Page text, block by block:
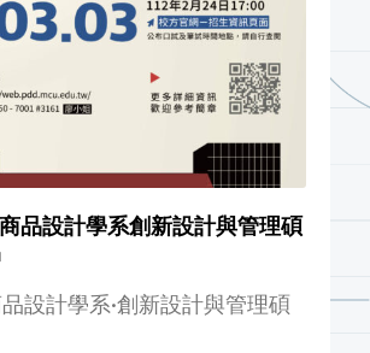
品設計學系創新設計與管理碩
設計學系·創新設計與管理碩